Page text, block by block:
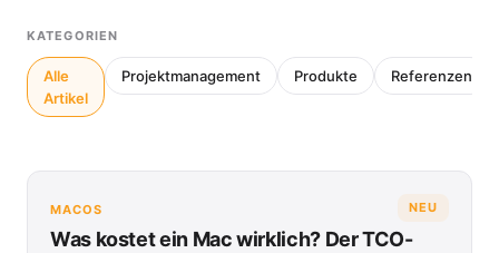
KATEGORIEN
Alle
Artikel
Projektmanagement Produkte Referenzen
NEU
MACOS
Was kostet ein Mac wirklich? Der TCO-